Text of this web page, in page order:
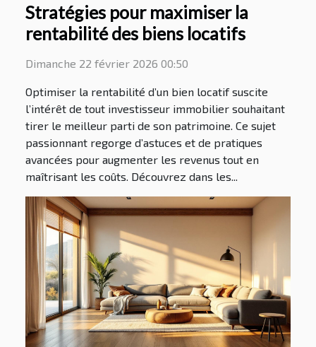
Stratégies pour maximiser la
rentabilité des biens locatifs
Dimanche 22 février 2026 00:50
Optimiser la rentabilité d’un bien locatif suscite
l’intérêt de tout investisseur immobilier souhaitant
tirer le meilleur parti de son patrimoine. Ce sujet
passionnant regorge d’astuces et de pratiques
avancées pour augmenter les revenus tout en
maîtrisant les coûts. Découvrez dans les...